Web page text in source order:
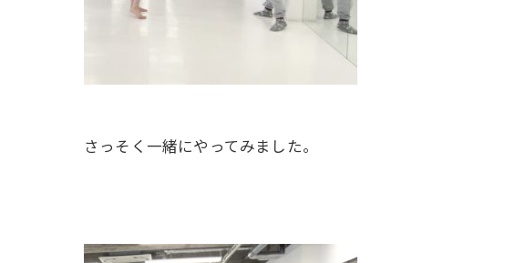
さっそく一緒にやってみました。